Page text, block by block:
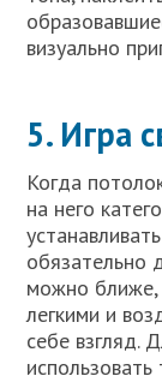
визуально
5. Игра
Когда
на него
обязательно
можно ближе,
легкими и
себе взгляд.